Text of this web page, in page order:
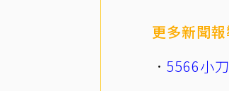
更多新聞
5566小